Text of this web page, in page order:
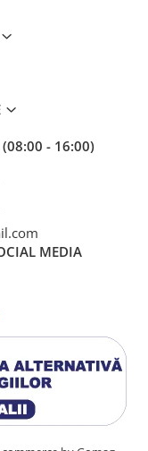
- 16:00)
MEDIA